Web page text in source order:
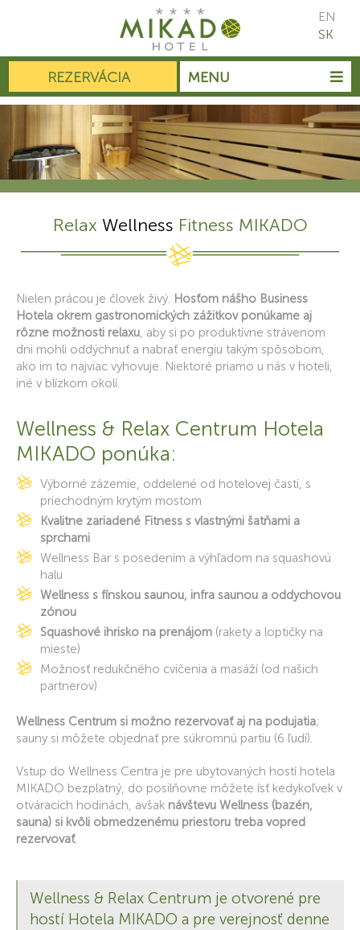
MENU
REZERVÁCIA
EN
SK
Relax Wellness Fitness MIKADO
Nielen prácou je človek živý. Hosťom nášho Business
Hotela okrem gastronomických zážitkov ponúkame aj
rôzne možnosti relaxu, aby si po produktívne strávenom
dni mohli oddýchnuť a nabrať energiu takým spôsobom,
ako im to najviac vyhovuje. Niektoré priamo u nás v hoteli,
iné v blízkom okolí.
Wellness & Relax Centrum Hotela
MIKADO ponúka:
Výborné zázemie, oddelené od hotelovej časti, s
priechodným krytým mostom
Kvalitne zariadené Fitness s vlastnými šatňami a
sprchami
Wellness Bar s posedením a výhľadom na squashovú
halu
Wellness s fínskou saunou, infra saunou a oddychovou
zónou
Squashové ihrisko na prenájom (rakety a loptičky na
mieste)
Možnosť redukčného cvičenia a masáží (od našich
partnerov)
Wellness Centrum si možno rezervovať aj na podujatia;
sauny si môžete objednať pre súkromnú partiu (6 ľudí).
Vstup do Wellness Centra je pre ubytovaných hostí hotela
MIKADO bezplatný, do posilňovne môžete ísť kedykoľvek v
otváracích hodinách, avšak návštevu Wellness (bazén,
sauna) si kvôli obmedzenému priestoru treba vopred
rezervovať.
Wellness & Relax Centrum je otvorené pre
hostí Hotela MIKADO a pre verejnosť denne